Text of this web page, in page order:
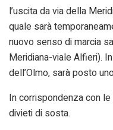
l’uscita da via della
quale sarà
nuovo senso di marcia
Meridiana-viale Alfieri).
dell’Olmo, sarà posto
In corrispondenza con
divieti di sosta.